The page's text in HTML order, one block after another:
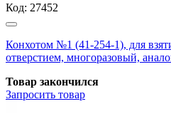
Код: 27452
Конхотом №1 (41-254-1), для
отверстием, многоразовый,
Товар закончился
Запросить товар